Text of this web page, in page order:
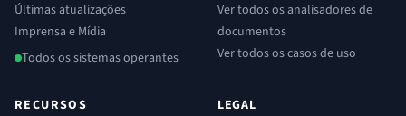
Últimas atualizações
Imprensa e Mídia
Todos os sistemas operantes
Ver todos os analisadores de
documentos
Ver todos os casos de uso
RECURSOS LEGAL